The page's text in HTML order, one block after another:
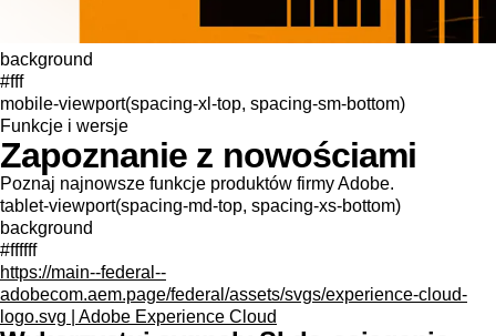
background
#fff
mobile-viewport(spacing-xl-top, spacing-sm-bottom)
Funkcje i wersje
Zapoznanie z nowościami
Poznaj najnowsze funkcje produktów firmy Adobe.
tablet-viewport(spacing-md-top, spacing-xs-bottom)
background
#ffffff
https://main--federal--
adobecom.aem.page/federal/assets/svgs/experience-cloud-
logo.svg | Adobe Experience Cloud